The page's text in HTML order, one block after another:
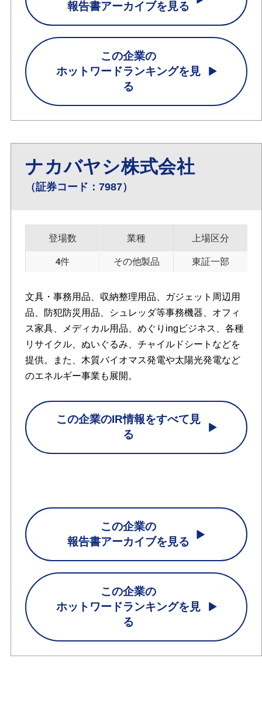
報告書アーカイブを見る
この企業の
ホットワードランキングを見
る
ナカバヤシ株式会社
（証券コード：7987）
登場数
4件
業種
その他製品
上場区分
東証一部
文具・事務用品、収納整理用品、ガジェット周辺用
品、防犯防災用品、シュレッダ等事務機器、オフィ
ス家具、メディカル用品、めぐりingビジネス、各種
リサイクル、ぬいぐるみ、チャイルドシートなどを
提供。また、木質バイオマス発電や太陽光発電など
のエネルギー事業も展開。
この企業のIR情報をすべて見
る
この企業の
報告書アーカイブを見る
この企業の
ホットワードランキングを見
る